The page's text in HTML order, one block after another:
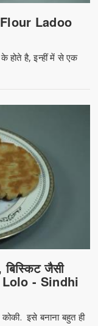
Ladoo
होते है, इन्हीं में से एक
बिस्किट जैसी
- Sindhi
इसे बनाना बहुत ही